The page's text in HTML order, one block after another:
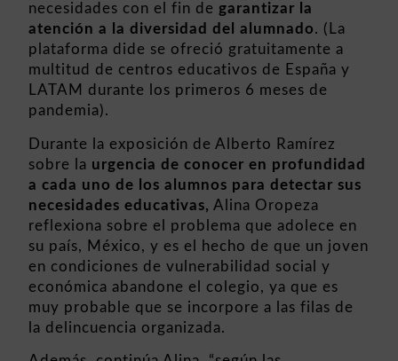
necesidades con el fin de garantizar la
atención a la diversidad del alumnado. (La
plataforma dide se ofreció gratuitamente a
multitud de centros educativos de España y
LATAM durante los primeros 6 meses de
pandemia).
Durante la exposición de Alberto Ramírez
sobre la urgencia de conocer en profundidad
a cada uno de los alumnos para detectar sus
necesidades educativas, Alina Oropeza
reflexiona sobre el problema que adolece en
su país, México, y es el hecho de que un joven
en condiciones de vulnerabilidad social y
económica abandone el colegio, ya que es
muy probable que se incorpore a las filas de
la delincuencia organizada.